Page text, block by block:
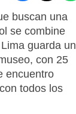
buscan una
se combine
guarda un
con 25
encuentro
todos los